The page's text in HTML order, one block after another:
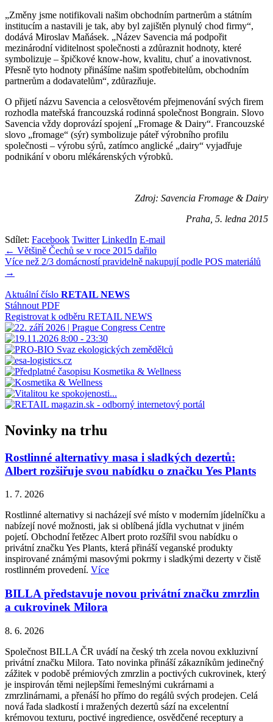
„Změny jsme notifikovali našim obchodním partnerům a státním
institucím a nastavili je tak, aby byl zajištěn plynulý chod firmy“,
dodává Miroslav Maňásek. „Název Savencia má podpořit
mezinárodní viditelnost společnosti a zdůraznit hodnoty, které
symbolizuje – špičkové know-how, kvalitu, chuť a inovativnost.
Přesně tyto hodnoty přinášíme našim spotřebitelům, obchodním
partnerům a dodavatelům“, zdůrazňuje.
O přijetí názvu Savencia a celosvětovém přejmenování svých firem
rozhodla mateřská francouzská rodinná společnost Bongrain. Slovo
Savencia vždy doprovází spojení „Fromage & Dairy“. Francouzské
slovo „fromage“ (sýr) symbolizuje páteř výrobního profilu
společnosti – výrobu sýrů, zatímco anglické „dairy“ vyjadřuje
podnikání v oboru mlékárenských výrobků.
Zdroj: Savencia Fromage & Dairy
Praha, 5. ledna 2015
Sdílet: Facebook Twitter LinkedIn E-mail
Navigace
pro
← Většině Čechů se v roce 2015 dařilo
Více než 2/3 domácností pravidelně nakupují podle POS materiálů
→
Aktuální číslo RETAIL NEWS
Stáhnout PDF
Registrovat k odběru RETAIL NEWS
Novinky na trhu
Rostlinné alternativy masa i sladkých dezertů:
Albert rozšiřuje svou nabídku o značku Yes Plants
1. 7. 2026
Rostlinné alternativy si nacházejí své místo v moderním jídelníčku a
nabízejí nové možnosti, jak si oblíbená jídla vychutnat v jiném
pojetí. Obchodní řetězec Albert proto rozšířil svou nabídku o
privátní značku Yes Plants, která přináší veganské produkty
inspirované známými masovými pokrmy i sladkými dezerty v čistě
rostlinném provedení. Více
BILLA představuje novou privátní značku zmrzlin
a cukrovinek Milora
8. 6. 2026
Společnost BILLA ČR uvádí na český trh zcela novou exkluzivní
privátní značku Milora. Tato novinka přináší zákazníkům jedinečný
zážitek v podobě prémiových zmrzlin a poctivých cukrovinek, který
je inspirován těmi nejlepšími řemeslnými cukrárnami a
zmrzlinárnami, a přenáší ho přímo do regálů svých prodejen. Celá
nová řada sladkostí i mražených dezertů sází na excelentní
krémovou texturu, poctivé ingredience, osvědčené receptury a